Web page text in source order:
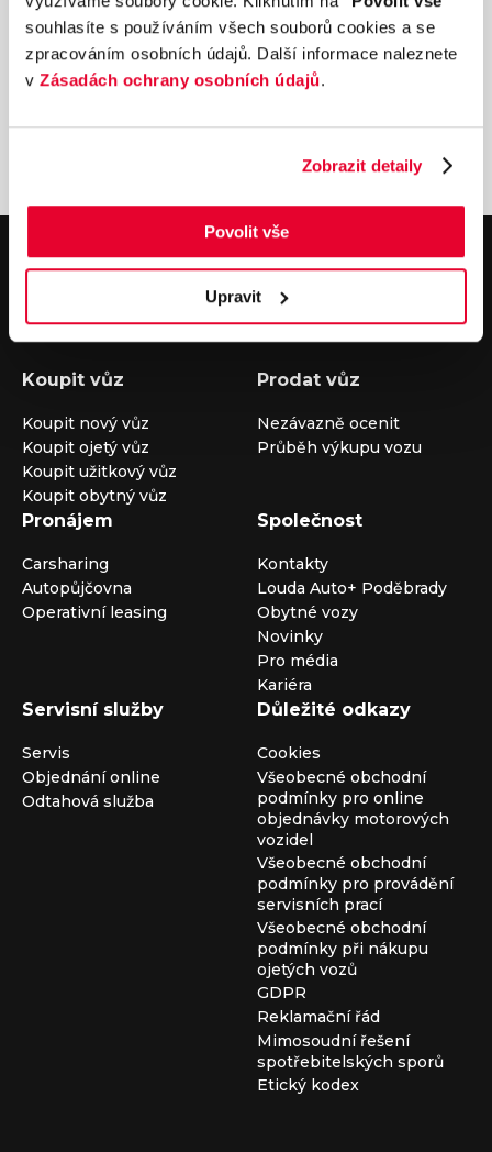
souhlasíte s používáním všech souborů cookies a se
zpracováním osobních údajů. Další informace naleznete
v Zásadách ochrany osobních údajů.
Zobrazit detaily
Povolit vše
Upravit
479 900 Kčs DPH
Přidat k porovnání
+420 325 400 400
nebo nám napište na e-mail
auto@louda.cz
Koupit vůz
Koupit nový vůz
Koupit ojetý vůz
Koupit užitkový vůz
Koupit obytný vůz
Prodat vůz
Nezávazně ocenit
Průběh výkupu vozu
Pronájem
Carsharing
Autopůjčovna
Operativní leasing
Společnost
Kontakty
Louda Auto+ Poděbrady
Obytné vozy
Novinky
Pro média
Kariéra
Servisní služby
Servis
Objednání online
Odtahová služba
Důležité odkazy
Cookies
Všeobecné obchodní
podmínky pro online
objednávky motorových
vozidel
Všeobecné obchodní
podmínky pro provádění
servisních prací
Všeobecné obchodní
podmínky při nákupu
ojetých vozů
GDPR
Reklamační řád
Mimosoudní řešení
spotřebitelských sporů
Etický kodex